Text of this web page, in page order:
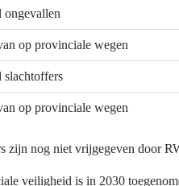
ongevallen
op provinciale wegen
slachtoffers
op provinciale wegen
zijn nog niet vrijgegeven door
veiligheid is in 2030